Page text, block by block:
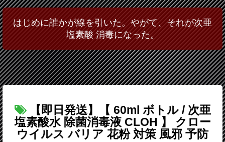
はじめに誰かが線を引いた。やがて、それが次亜
塩素酸 消毒になった。
【即日発送】【 60ml ボトル / 次亜
塩素酸水 除菌消毒液 CLOH 】 クロー
ウイルス バリア 花粉 対策 風邪 予防